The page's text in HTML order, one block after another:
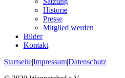
Historie
Presse
Mitglied werden
Bilder
Kontakt
Startseite|Impressum|Datenschutz